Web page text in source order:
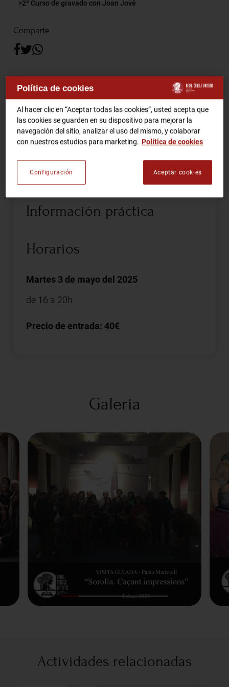
RCA TV
Gastronomic Experience 360º
Entradas Eventos
HAZTE SOCIO
2º Curso de gravado con Joan Jové
Comparte
Los martes 3, 10 y 31 de mayo y el 7 de junio
De 16 a 20h
Precio 40€ (material incluido)
Inscripciones en la 3a planta.
Información práctica
Horarios
Martes 3 de mayo del 2025
de 16 a 20h
Precio de entrada: 40€
Galeria
Actividades relacionadas
Política de cookies
Al hacer clic en “Aceptar todas las cookies”, usted acepta que
las cookies se guarden en su dispositivo para mejorar la
navegación del sitio, analizar el uso del mismo, y colaborar
con nuestros estudios para marketing. Política de cookies
Aceptar cookies
Configuración